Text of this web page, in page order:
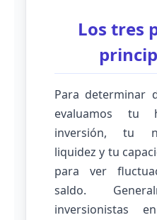
Los tres
Para determinar
evaluamos tu
inversión, tu
liquidez y tu
para ver
saldo.
inversionistas